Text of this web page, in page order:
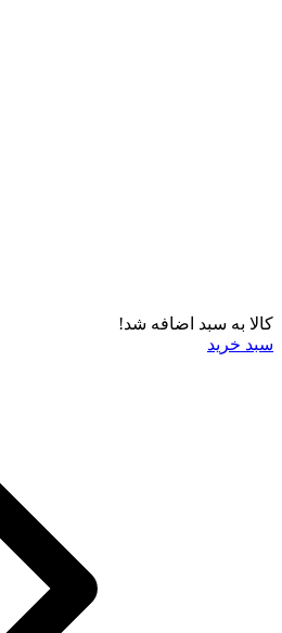
کالا به سبد اضافه شد!
سبد خرید